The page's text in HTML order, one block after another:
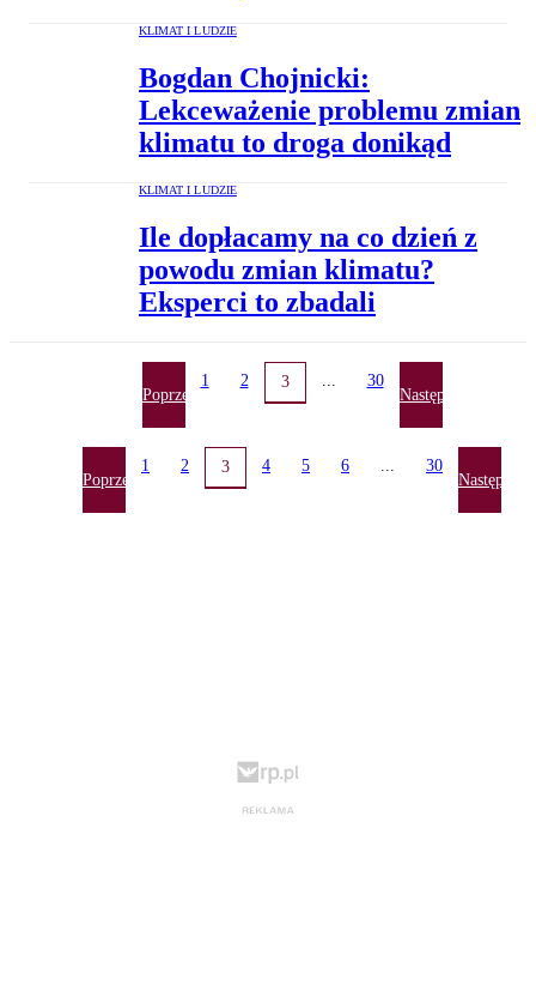
KLIMAT I LUDZIE
Bogdan Chojnicki:
Lekceważenie problemu zmian
klimatu to droga donikąd
KLIMAT I LUDZIE
Ile dopłacamy na co dzień z
powodu zmian klimatu?
Eksperci to zbadali
Poprzednia
1 2 3 ... 30
Następna
Poprzednia
1 2 3 4 5 6 ... 30
Następna